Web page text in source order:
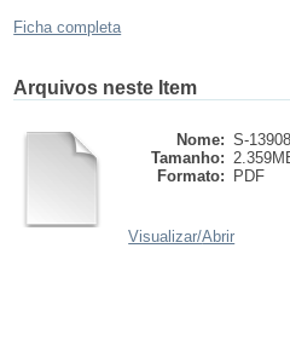
Ficha completa
Arquivos neste Item
Nome: S-
Tamanho:
Formato:
PDF
Visualizar/Abrir